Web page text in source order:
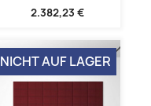
2.382,23 €
NICHT AUF LAGER